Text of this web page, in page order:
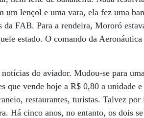
um lençol e uma vara, ela fez uma
da FAB. Para a rendeira, Mororó
estado. O comando da
do aviador. Mudou-se para
que vende hoje a R$ 0,80 a unidade
restaurantes, turistas. Talvez
Há cinco anos, no entanto, os dois